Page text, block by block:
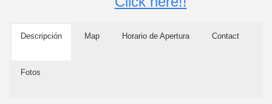
Descripción Map Horario de Apertura Contact
Fotos